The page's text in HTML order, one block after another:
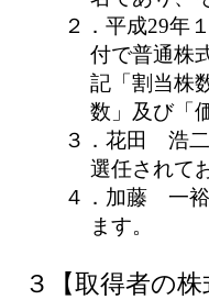
２．平成29年
付で普通株
記「割当株
数」及び「
３．花田 浩
選任されて
４．加藤 一裕
ます。
３【取得者の株